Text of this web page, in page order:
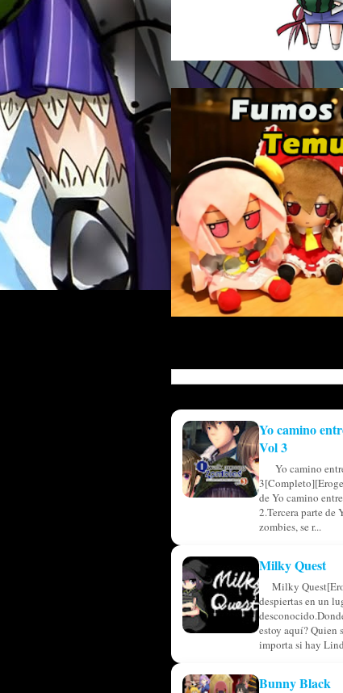
Yo camino
Vol 3
Yo camino
de Yo camino
2.Tercera parte de
zombies, se r...
Milky Quest
Milky
despiertas en un
estoy aquí? Quien
importa si hay
Bunny Black